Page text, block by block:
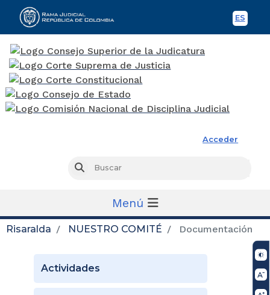
ES
Acceder
Buscar
Menú
Risaralda NUESTRO COMITÉ Documentación
Actividades